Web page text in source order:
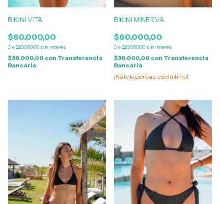
BIKINI VITA
$60.000,00
3x $20.000,00 sin interés
$30.000,00 con Transferencia
Bancaria
BIKINI MINERVA
$60.000,00
3x $20.000,00 sin interés
$30.000,00 con Transferencia
Bancaria
¡No te lo pierdas, es el último!